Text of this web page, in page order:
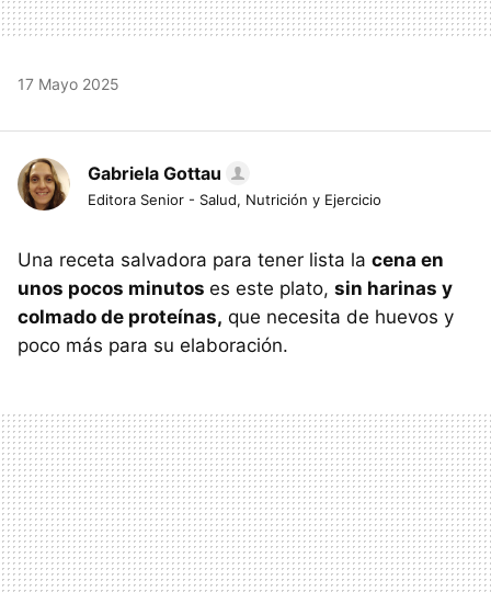
17 Mayo 2025
Gabriela Gottau
Editora Senior - Salud, Nutrición y Ejercicio
Una receta salvadora para tener lista la cena en
unos pocos minutos es este plato, sin harinas y
colmado de proteínas, que necesita de huevos y
poco más para su elaboración.